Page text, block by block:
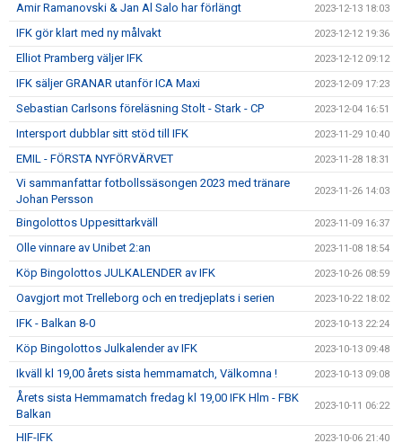
Amir Ramanovski & Jan Al Salo har förlängt 2023-12-13 18:03
IFK gör klart med ny målvakt 2023-12-12 19:36
Elliot Pramberg väljer IFK 2023-12-12 09:12
IFK säljer GRANAR utanför ICA Maxi 2023-12-09 17:23
Sebastian Carlsons föreläsning Stolt - Stark - CP 2023-12-04 16:51
Intersport dubblar sitt stöd till IFK 2023-11-29 10:40
EMIL - FÖRSTA NYFÖRVÄRVET 2023-11-28 18:31
Vi sammanfattar fotbollssäsongen 2023 med tränare
Johan Persson
2023-11-26 14:03
Bingolottos Uppesittarkväll 2023-11-09 16:37
Olle vinnare av Unibet 2:an 2023-11-08 18:54
Köp Bingolottos JULKALENDER av IFK 2023-10-26 08:59
Oavgjort mot Trelleborg och en tredjeplats i serien 2023-10-22 18:02
IFK - Balkan 8-0 2023-10-13 22:24
Köp Bingolottos Julkalender av IFK 2023-10-13 09:48
Ikväll kl 19,00 årets sista hemmamatch, Välkomna ! 2023-10-13 09:08
Årets sista Hemmamatch fredag kl 19,00 IFK Hlm - FBK
Balkan
2023-10-11 06:22
HIF-IFK 2023-10-06 21:40